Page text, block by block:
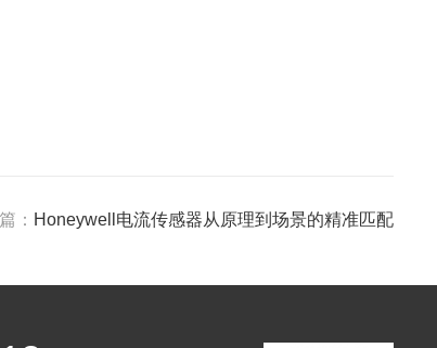
： Honeywell电流传感器从原理到场景的精准匹配